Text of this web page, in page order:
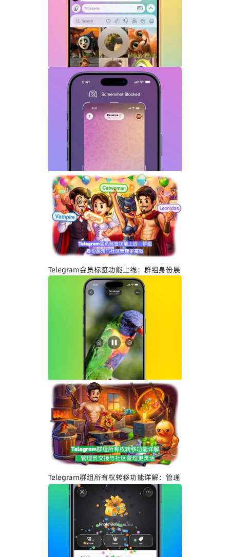
复实时生成体验升级
Telegram GIF标题功能上线：动态图也能
添加文字说明与表情内容
Telegram关闭私聊分享功能详解：增强聊
天隐私与内容保护
Telegram会员标签功能上线：群组身份展
示与社区管理更高效
Telegram界面全面升级：安卓版全新设
计、iOS Liquid Glass优化与操作体验提
升
Telegram群组所有权转移功能详解：管理
员交接与社区管理更灵活